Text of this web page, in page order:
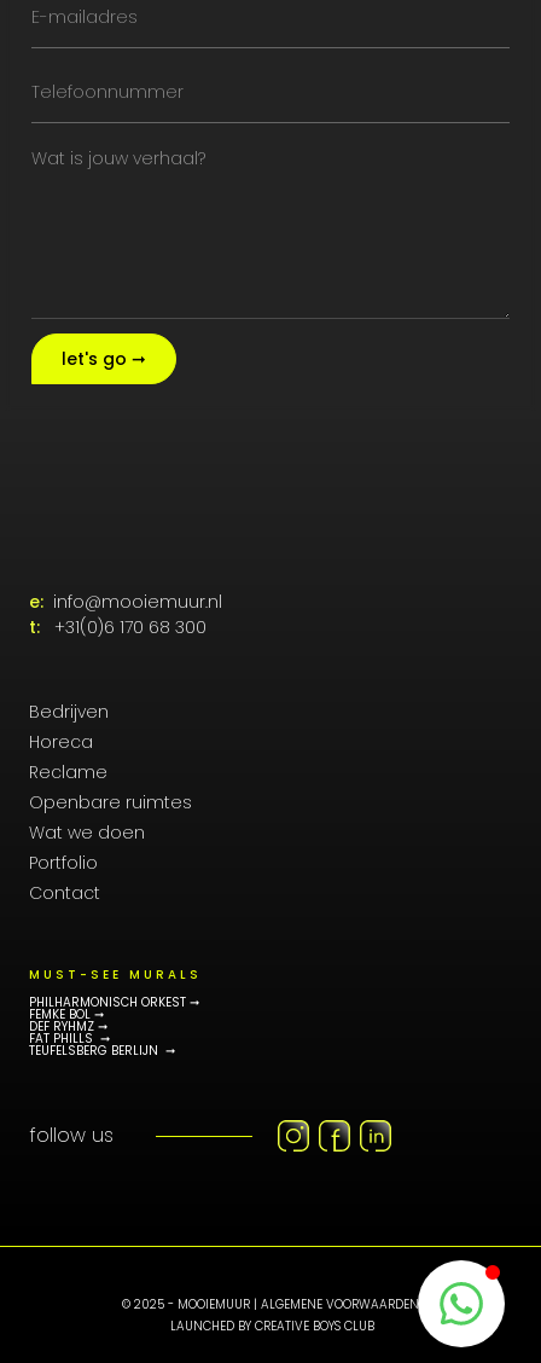
let's go ➞
e: info@mooiemuur.nl
t:
+31(0)6 170 68 300
Bedrijven
Horeca
Reclame
Openbare ruimtes
Wat we doen
Portfolio
Contact
MUST-SEE MURALS
PHILHARMONISCH ORKEST ➞
FEMKE BOL ➞
DEF RYHMZ ➞
FAT PHILLS ➞
TEUFELSBERG BERLIJN ➞
follow us
© 2025 - MOOIEMUUR | ALGEMENE VOORWAARDEN
LAUNCHED BY CREATIVE BOYS CLUB